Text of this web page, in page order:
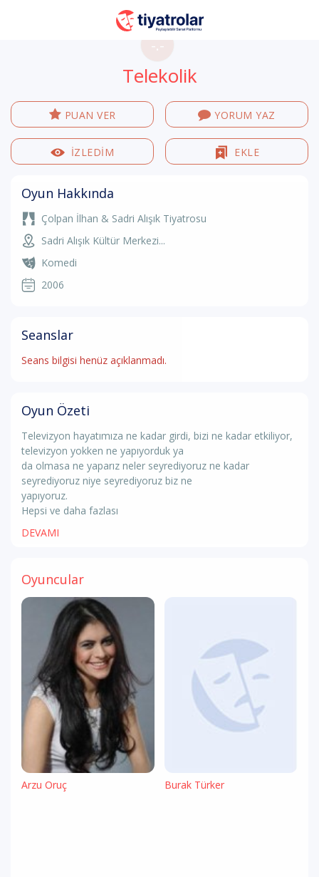
-.-
Telekolik
PUAN VER YORUM YAZ
İZLEDİM EKLE
Oyun Hakkında
Çolpan İlhan & Sadri Alışık Tiyatrosu
Sadri Alışık Kültür Merkezi...
Komedi
2006
Seanslar
Seans bilgisi henüz açıklanmadı.
Oyun Özeti
Televizyon hayatımıza ne kadar girdi, bizi ne kadar etkiliyor,
televizyon yokken ne yapıyorduk ya
da olmasa ne yaparız neler seyrediyoruz ne kadar
seyrediyoruz niye seyrediyoruz biz ne
yapıyoruz.
Hepsi ve daha fazlası
DEVAMI
Oyuncular
Arzu Oruç Burak Türker